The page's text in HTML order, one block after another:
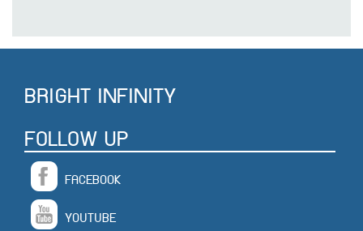
BRIGHT INFINITY
FOLLOW UP
FACEBOOK
YOUTUBE